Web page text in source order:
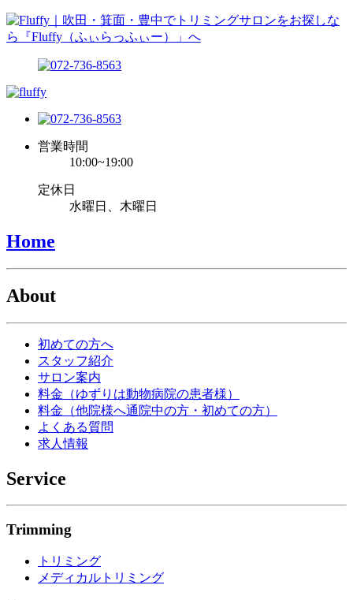
営業時間
10:00~19:00
定休日
水曜日、木曜日
Home
About
初めての方へ
スタッフ紹介
サロン案内
料金（ゆずりは動物病院の患者様）
料金（他院様へ通院中の方・初めての方）
よくある質問
求人情報
Service
Trimming
トリミング
メディカルトリミング